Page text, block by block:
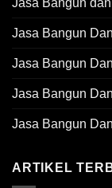
Jasa Bangun
Jasa Bangun
Jasa Bangun
Jasa Bangun
ARTIKEL